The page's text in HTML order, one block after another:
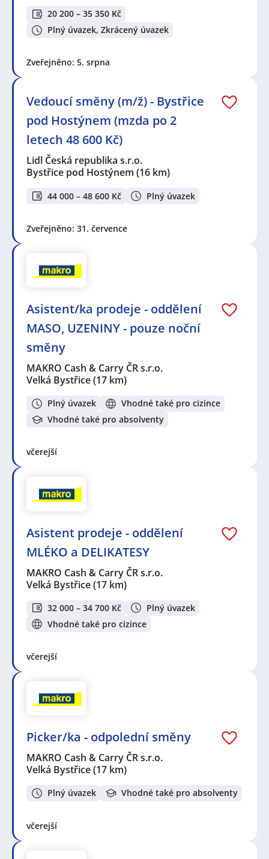
20 200 – 35 350 Kč
Plný úvazek, Zkrácený úvazek
Zveřejněno: 5. srpna
Vedoucí směny (m/ž) - Bystřice
pod Hostýnem (mzda po 2
letech 48 600 Kč)
Lidl Česká republika s.r.o.
Bystřice pod Hostýnem (16 km)
44 000 – 48 600 Kč Plný úvazek
Zveřejněno: 31. července
Asistent/ka prodeje - oddělení
MASO, UZENINY - pouze noční
směny
MAKRO Cash & Carry ČR s.r.o.
Velká Bystřice(17 km)
Plný úvazek
Vhodné také pro cizince
Vhodné také pro absolventy
včerejší
Asistent prodeje - oddělení
MLÉKO a DELIKATESY
MAKRO Cash & Carry ČR s.r.o.
Velká Bystřice(17 km)
32 000 – 34 700 Kč
Plný úvazek
Vhodné také pro cizince
včerejší
Picker/ka - odpolední směny
MAKRO Cash & Carry ČR s.r.o.
Velká Bystřice(17 km)
Plný úvazek Vhodné také pro absolventy
včerejší